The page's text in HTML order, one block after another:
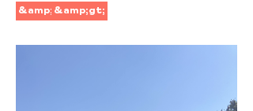
&amp;lt;&amp;gt;